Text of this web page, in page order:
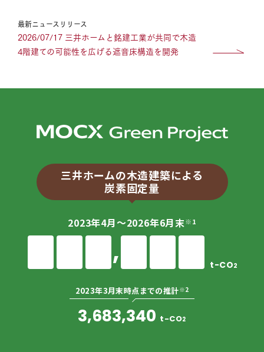
最新ニュースリリース
2026/07/17 三井ホームと銘建工業が共同で木造
4階建ての可能性を広げる遮音床構造を開発
三井ホームの木造建築による
炭素固定量
2023年4月～2026年6月末※1
3
4
5
6
8
3
4
5
6
8
9
4
5
6
8
9
,
4
5
8
9
4
5
6
8
9
3
5
6
7
8
9
t-CO2
2023年3月末時点までの推計※2
3,683,340 t-CO2